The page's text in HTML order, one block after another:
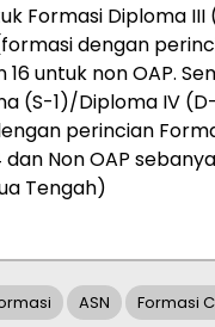
Formasi Diploma
dengan
16 untuk non OAP.
(S-1)/Diploma IV
perincian
Non OAP
Tengah)
ASN Formasi